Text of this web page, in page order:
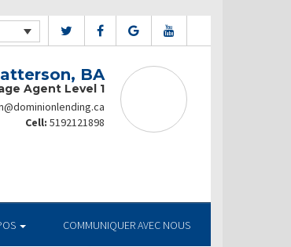
BA
Agent Level 1
Cell: 5192121898
COMMUNIQUER AVEC NOUS